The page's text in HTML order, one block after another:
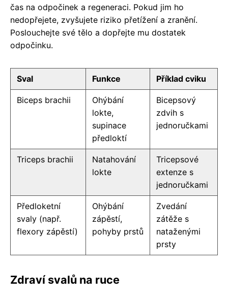
čas na odpočinek a regeneraci. Pokud jim ho
nedopřejete, zvyšujete riziko přetížení a zranění.
Poslouchejte své tělo a dopřejte mu dostatek
odpočinku.
Sval Funkce Příklad cviku
Biceps brachii
Ohýbání
lokte,
supinace
předloktí
Bicepsový
zdvih s
jednoručkami
Triceps brachii
Natahování
lokte
Tricepsové
extenze s
jednoručkami
Předloketní
svaly (např.
flexory zápěstí)
Ohýbání
zápěstí,
pohyby prstů
Zvedání
zátěže s
nataženými
prsty
Zdraví svalů na ruce